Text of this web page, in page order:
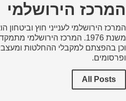
המרכז הירושלמי
המרכז הירושלמי לענייני חוץ
משנת 1976. המרכז
וכן בהפצתם למקבלי ההחלטות
ופרסומים.
All Posts